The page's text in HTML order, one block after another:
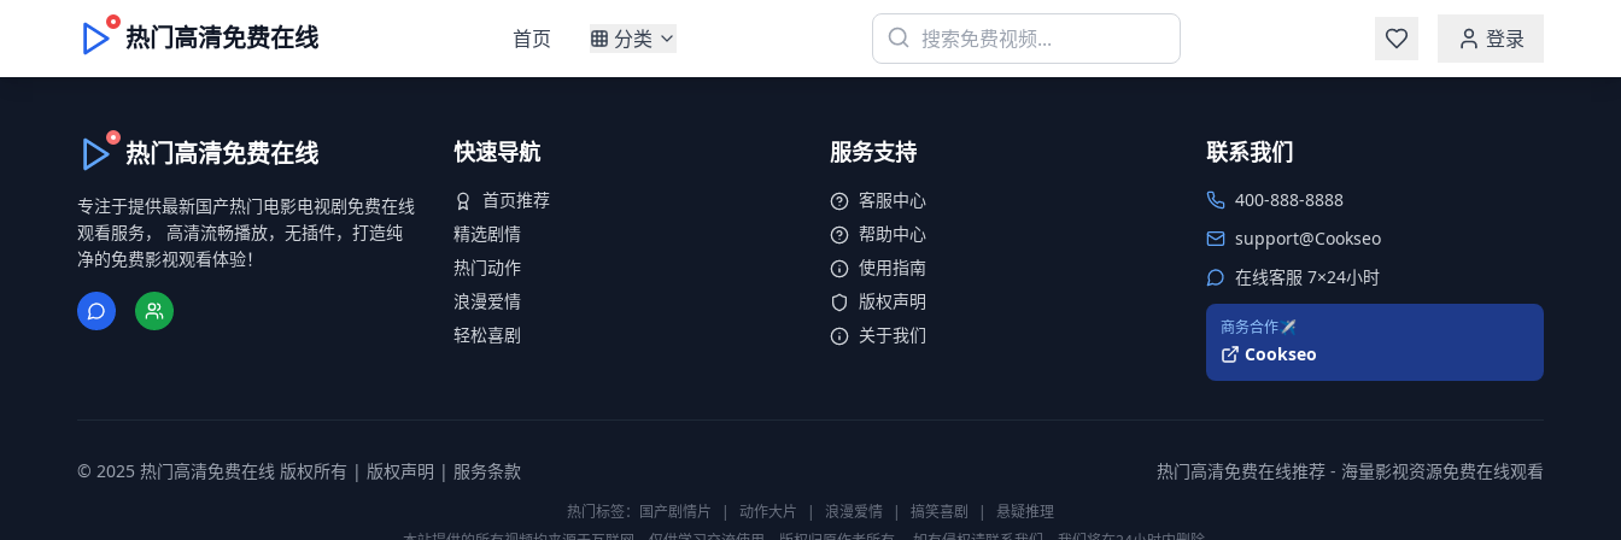
热门高清免费在线 首页 分类 登录
热门高清免费在线
专注于提供最新国产热门电影电视剧免费在线
观看服务， 高清流畅播放，无插件，打造纯
净的免费影视观看体验！
快速导航
首页推荐
精选剧情
热门动作
浪漫爱情
轻松喜剧
服务支持
客服中心
帮助中心
使用指南
版权声明
关于我们
联系我们
400-888-8888
support@Cookseo
在线客服 7×24小时
商务合作✈️
Cookseo
© 2025 热门高清免费在线 版权所有 | 版权声明 | 服务条款 热门高清免费在线推荐 - 海量影视资源免费在线观看
热门标签： 国产剧情片 | 动作大片 | 浪漫爱情 | 搞笑喜剧 |
悬疑推理